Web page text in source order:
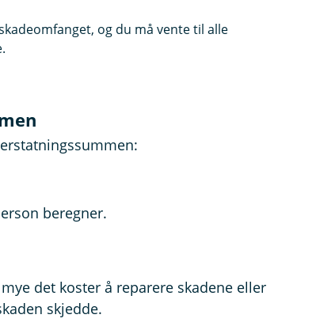
og du må vente til alle
beregner.
det koster å reparere skadene eller
skjedde.